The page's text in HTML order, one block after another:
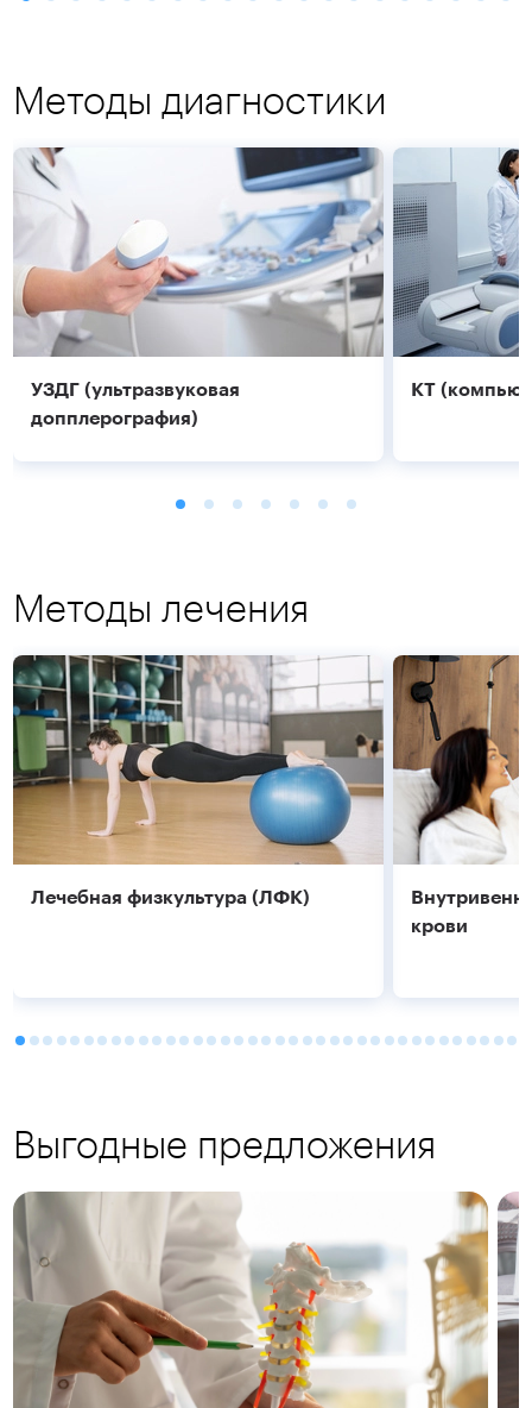
Методы диагностики
УЗДГ (ультразвуковая
допплерография)
Подробнее
КТ
Подробнее
Методы лечения
Лечебная физкультура (ЛФК)
Подробнее
крови
Подробнее
Выгодные предложения